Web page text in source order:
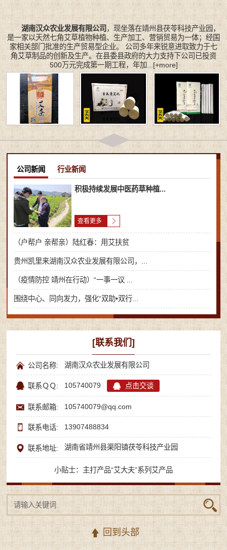
湖南汉众农业发展有限公司 ，现坐落在靖州县茯苓科技产业园，
是一家以天然七角艾草植物种植、生产加工、营销贸易为一体；经国
家相关部门批准的生产贸易型企业。 公司多年来锐意进取致力于七
角艾草制品的创新及生产。在县委县政府的大力支持下公司已投资
500万元完成第一期工程，年加...[+more]
公司新闻 行业新闻
积极持续发展中医药草种植...
查看更多
（户帮户 亲帮亲）陆红春：用艾扶贫
贵州凯里来湖南汉众农业发展有限公司，...
（疫情防控 靖州在行动）“一事一议 ...
围绕中心、同向发力，强化“双助•双行...
[联系我们]
公司名称: 湖南汉众农业发展有限公司
联系ＱＱ: 105740079 点击交谈
联系邮箱: 105740079@qq.com
联系电话: 13907488834
联系地址: 湖南省靖州县渠阳镇茯苓科技产业园
小贴士：主打产品“艾大夫”系列艾产品
回到头部